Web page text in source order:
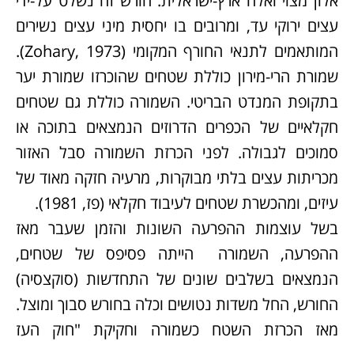
עצים ירוקי עד, ומרובים בו יחסית מיני עצים נשירים
המותאמים לתנאי החורף המקומי (Zohary, 1973).
שמורת הרי-מירון כוללת שטחים שהוכרזו שמורת יער
בתקופת המנדט הבריטי. השמורה כוללת גם שטחים
חקלאיים של הכפרים הדרוזים הנמצאים בתוכה או
סמוכים לגבולה. לפני הכרזת השמורה סבל האזור
מכריתות עצים בלתי מבוקרות, מרעיה חזקה מאוד של
עיזים, ומהכשרת שטחים לעיבוד חקלאי (פז, 1981).
בשל עוצמות ההפרעה השונות והזמן שעבר מאז
ההפרעה, השמורה הייתה פסיפס של שטחים,
הנמצאים בשלבים שונים של התחדשות (סוקצסיה)
החורש, החל משדות נטושים וכלה בחורש סבוך ומוצל.
מאז הכרזת השטח כשמורה וחקיקת "חוק העז